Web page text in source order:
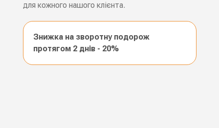
для кожного нашого клієнта.
Знижка на зворотну подорож
протягом 2 днів - 20%